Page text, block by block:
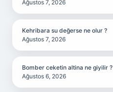
Ağustos 7, 2026
Kehribara su değerse ne olur ?
Ağustos 7, 2026
Bomber ceketin altina ne giyilir ?
Ağustos 6, 2026